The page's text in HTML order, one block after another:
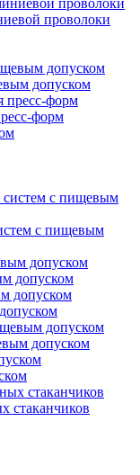
проволоки
допуском
форм
с пищевым
допуском
допуском
стаканчиков